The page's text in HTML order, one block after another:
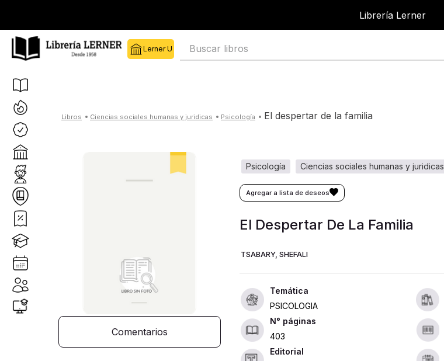
Librería Lerner
Buscar libros
ciencias sociales humanas y juridicas psicología el despertar de la familia
Comentarios
ciencias sociales humanas y juridicas
psicología
El Despertar De La Familia
TSABARY, SHEFALI
PSICOLOGIA
403
Editorial